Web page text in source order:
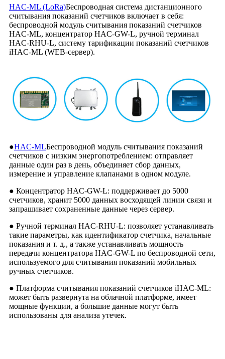
HAC-ML (LoRa)Беспроводная система дистанционного
считывания показаний счетчиков включает в себя:
беспроводной модуль считывания показаний счетчиков
HAC-ML, концентратор HAC-GW-L, ручной терминал
HAC-RHU-L, систему тарификации показаний счетчиков
iHAC-ML (WEB-сервер).
●HAC-MLБеспроводной модуль считывания показаний
счетчиков с низким энергопотреблением: отправляет
данные один раз в день, объединяет сбор данных,
измерение и управление клапанами в одном модуле.
● Концентратор HAC-GW-L: поддерживает до 5000
счетчиков, хранит 5000 данных восходящей линии связи и
запрашивает сохраненные данные через сервер.
● Ручной терминал HAC-RHU-L: позволяет устанавливать
такие параметры, как идентификатор счетчика, начальные
показания и т. д., а также устанавливать мощность
передачи концентратора HAC-GW-L по беспроводной сети,
используемого для считывания показаний мобильных
ручных счетчиков.
● Платформа считывания показаний счетчиков iHAC-ML:
может быть развернута на облачной платформе, имеет
мощные функции, а большие данные могут быть
использованы для анализа утечек.